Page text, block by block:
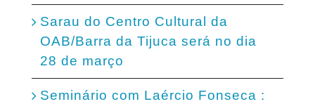
Sarau do Centro Cultural da
OAB/Barra da Tijuca será no dia
28 de março
Seminário com Laércio Fonseca :